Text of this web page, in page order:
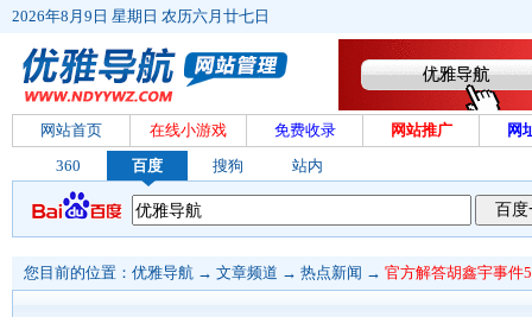
2026年8月9日 星期日 农历六月廿七日
网站首页 在线小游戏 免费收录 网站推广
网
360
百度 搜狗 站内
您目前的位置： 优雅导航 → 文章频道 → 热点新闻 → 官方解答胡鑫宇事件